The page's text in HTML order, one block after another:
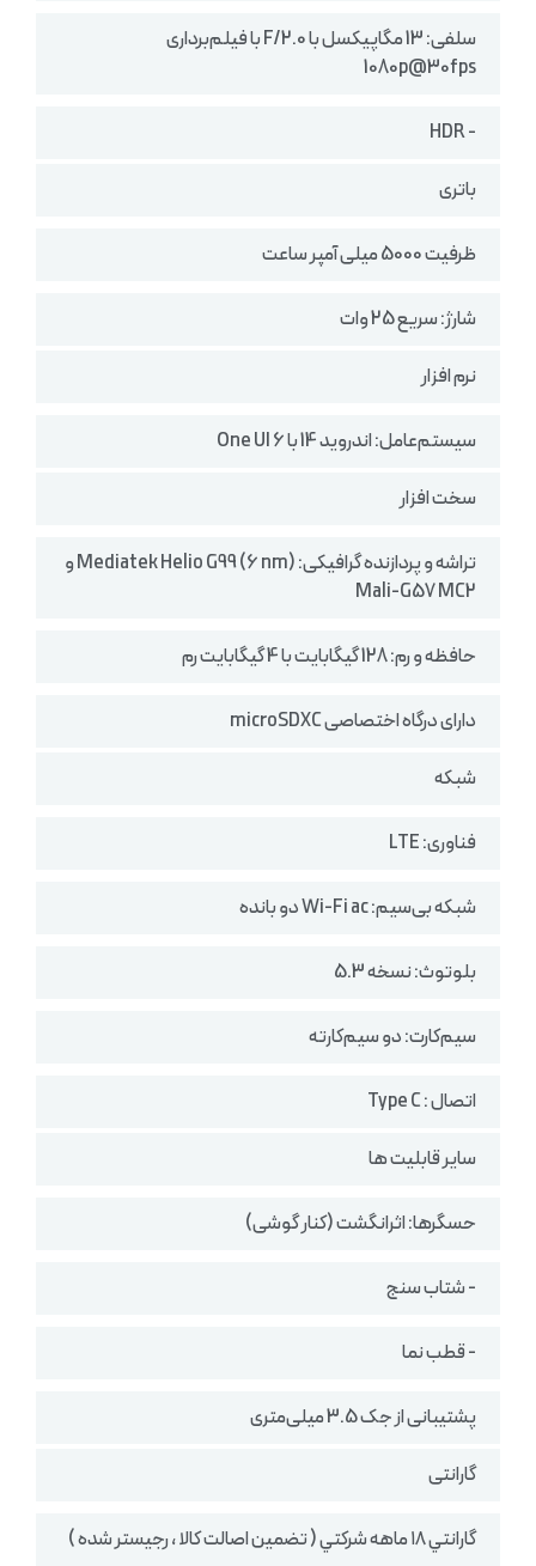
سلفی: 13 مگاپیکسل با F/2.0 با فیلم‌برداری
1080p@30fps
- HDR
باتری
ظرفیت 5000 میلی آمپر ساعت
شارژ: سریع 25 وات
نرم افزار
سیستم‌عامل: اندروید 14 با One UI 6
سخت افزار
تراشه و پردازنده گرافیکی: Mediatek Helio G99 (6 nm) و
Mali-G57 MC2
حافظه و رم: 128 گیگابایت با 4 گیگابایت رم
دارای درگاه اختصاصی microSDXC
شبکه
فناوری: LTE
شبکه بی‌سیم: Wi-Fi ac دو بانده
بلوتوث: نسخه 5.3
سیم‌کارت: دو سیم‌کارته
اتصال : Type C
سایر قابلیت ها
حسگرها: اثرانگشت (کنار گوشی)
- شتاب سنج
- قطب نما
پشتیبانی از جک 3.5 میلی‌متری
گارانتی
گارانتي ١٨ ماهه شركتي ( تضمين اصالت كالا ، رجيستر شده )